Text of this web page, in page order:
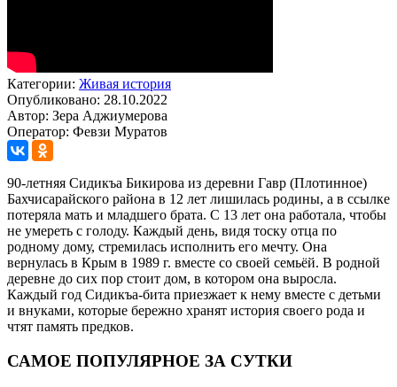
Категории: Живая история
Опубликовано: 28.10.2022
Автор: Зера Аджиумерова
Оператор: Февзи Муратов
90-летняя Сидикъа Бикирова из деревни Гавр (Плотинное)
Бахчисарайского района в 12 лет лишилась родины, а в ссылке
потеряла мать и младшего брата. С 13 лет она работала, чтобы
не умереть с голоду. Каждый день, видя тоску отца по
родному дому, стремилась исполнить его мечту. Она
вернулась в Крым в 1989 г. вместе со своей семьёй. В родной
деревне до сих пор стоит дом, в котором она выросла.
Каждый год Сидикъа-бита приезжает к нему вместе с детьми
и внуками, которые бережно хранят история своего рода и
чтят память предков.
САМОЕ ПОПУЛЯРНОЕ ЗА СУТКИ